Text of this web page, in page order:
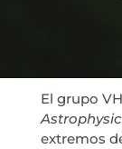
El grupo
extremos